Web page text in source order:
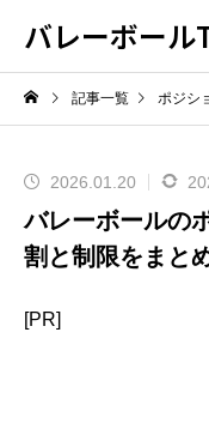
バレーボール
記事一覧 ポジシ
2026.01.20
バレーボールの
割と制限をまと
[PR]